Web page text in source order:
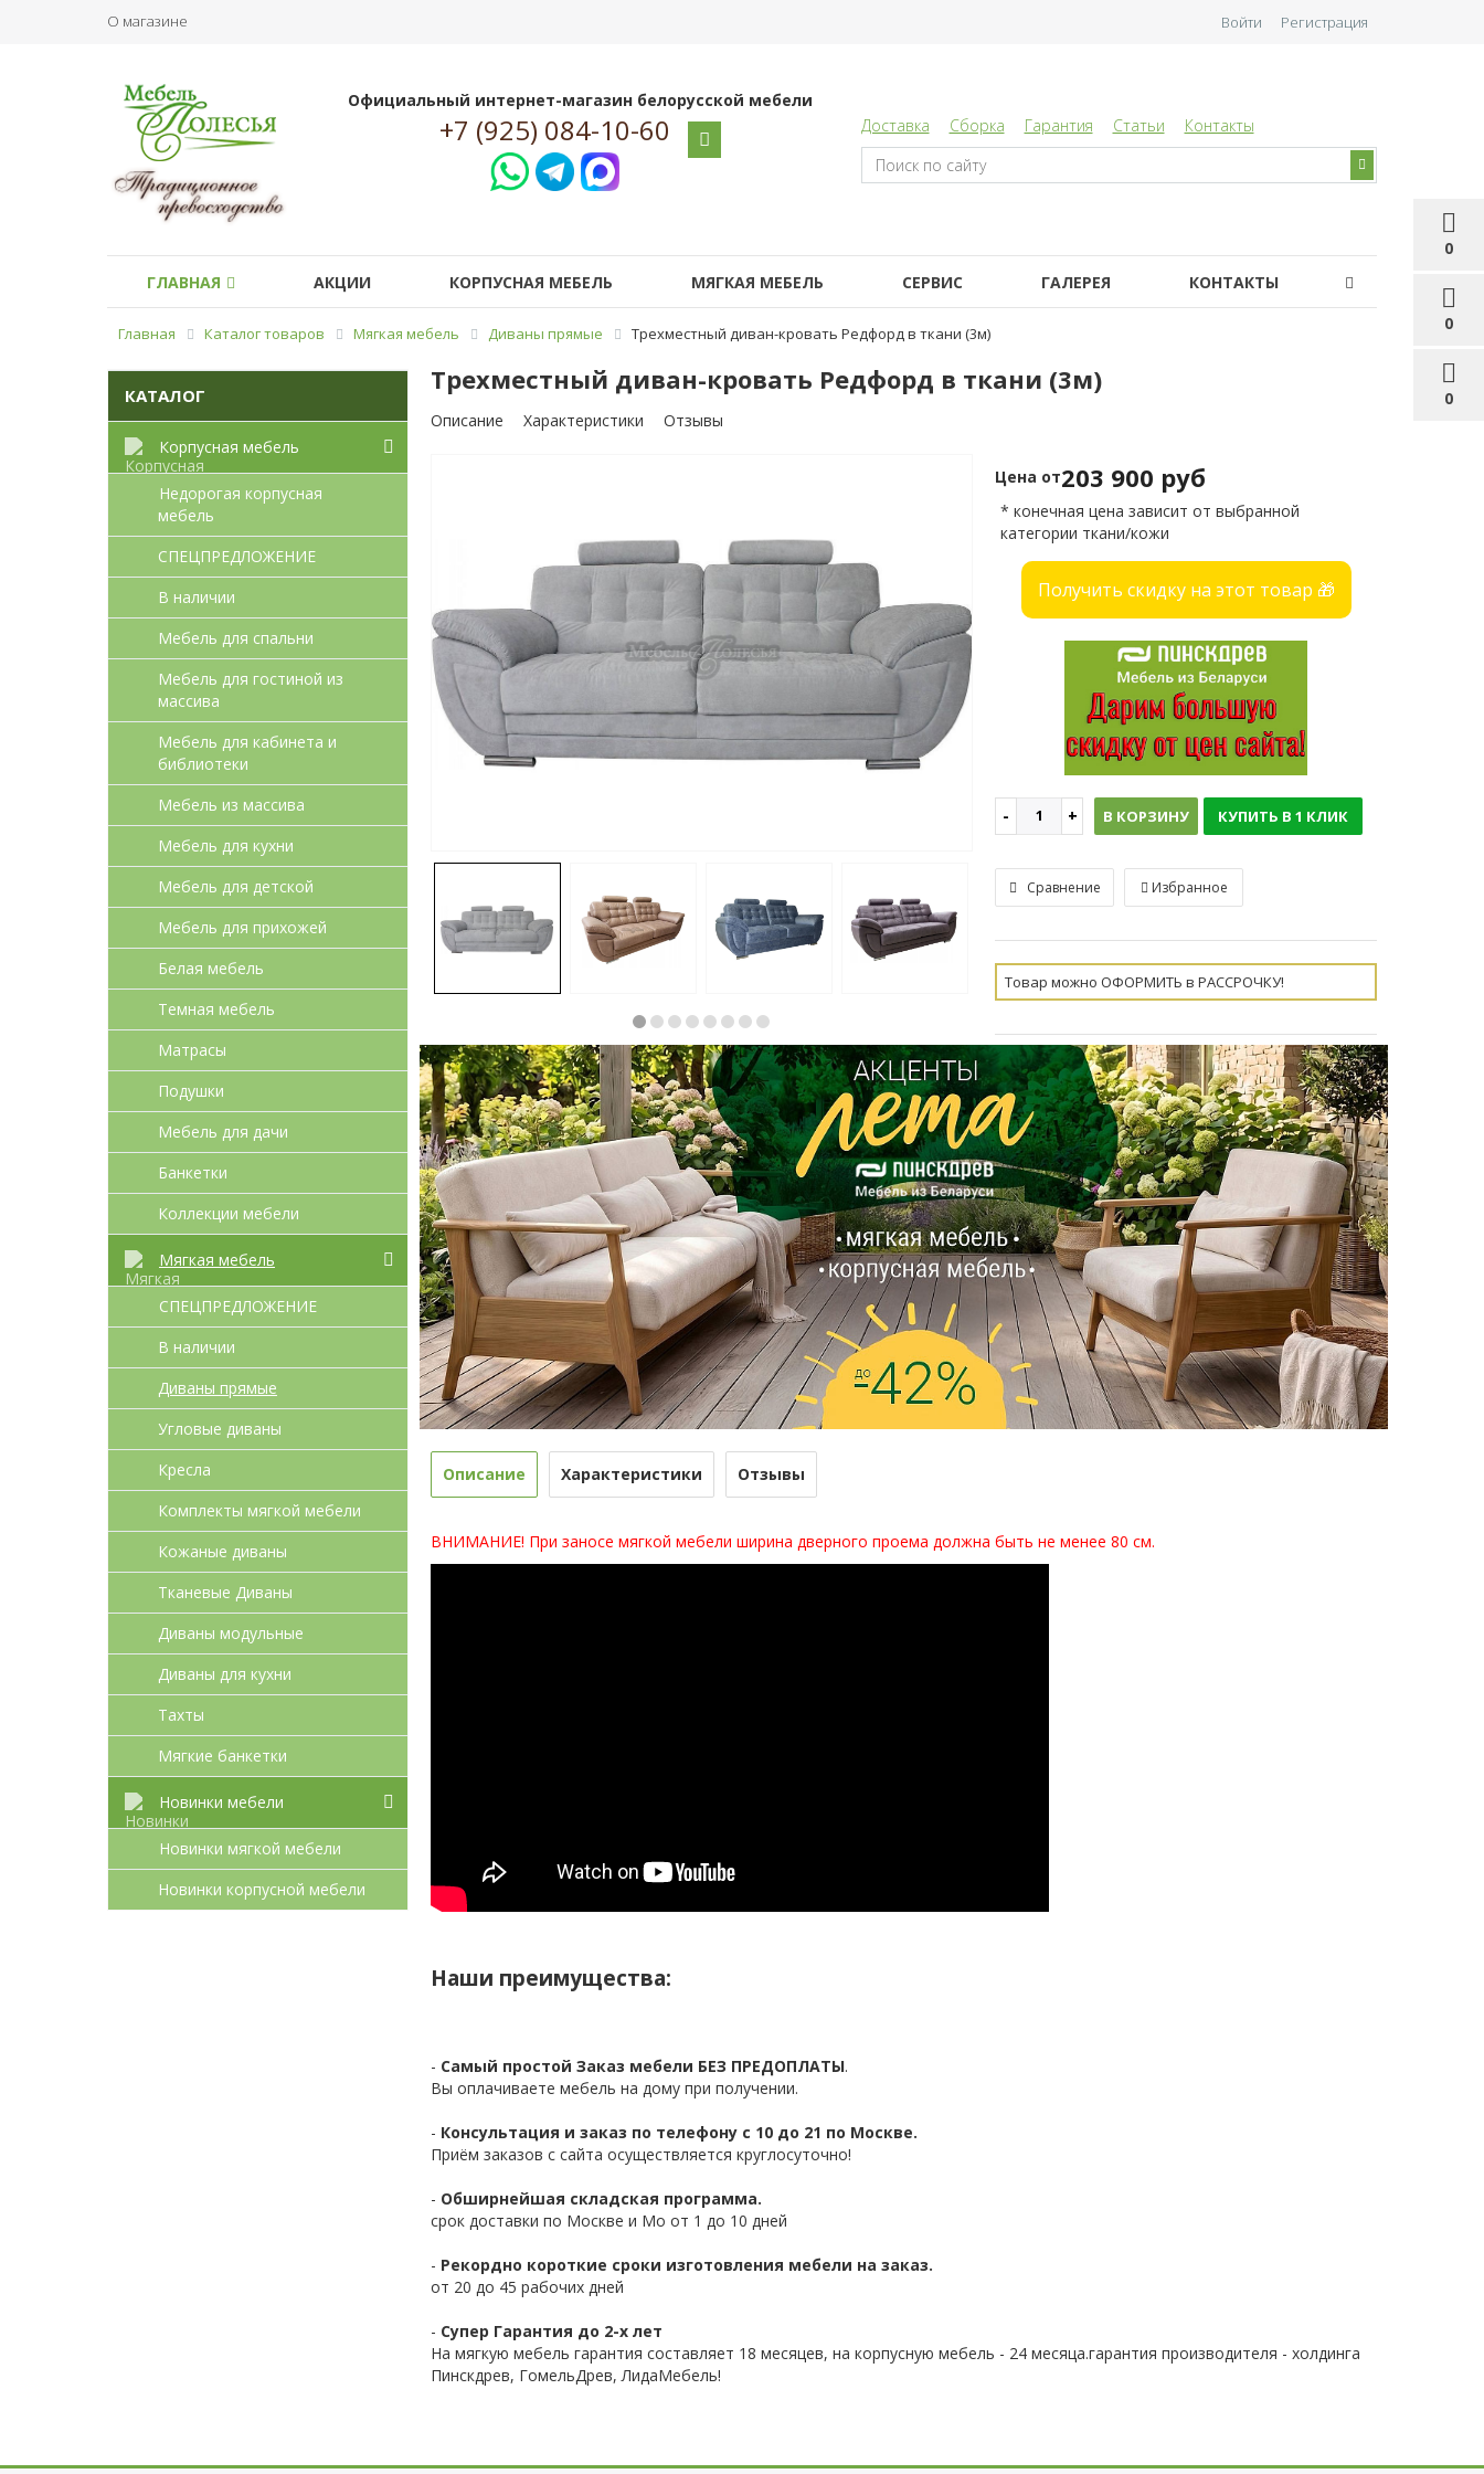
О магазине
0
0
0
Войти Регистрация
Официальный интернет-магазин белорусской мебели
+7 (925) 084-10-60 Доставка Сборка Гарантия Статьи Контакты
ГЛАВНАЯ АКЦИИ КОРПУСНАЯ МЕБЕЛЬ МЯГКАЯ МЕБЕЛЬ СЕРВИС ГАЛЕРЕЯ КОНТАКТЫ
Главная Каталог товаров Мягкая мебель Диваны прямые Трехместный диван-кровать Редфорд в ткани (3м)
КАТАЛОГ
Корпусная мебель
Недорогая корпусная
мебель
СПЕЦПРЕДЛОЖЕНИЕ
В наличии
Мебель для спальни
Мебель для гостиной из
массива
Мебель для кабинета и
библиотеки
Мебель из массива
Мебель для кухни
Мебель для детcкой
Мебель для прихожей
Белая мебель
Темная мебель
Матрасы
Подушки
Мебель для дачи
Банкетки
Коллекции мебели
Мягкая мебель
СПЕЦПРЕДЛОЖЕНИЕ
В наличии
Диваны прямые
Угловые диваны
Кресла
Комплекты мягкой мебели
Кожаные диваны
Тканевые Диваны
Диваны модульные
Диваны для кухни
Тахты
Мягкие банкетки
Новинки мебели
Новинки мягкой мебели
Новинки корпусной мебели
Трехместный диван-кровать Редфорд в ткани (3м)
Описание Характеристики Отзывы
Цена от203 900 руб
* конечная цена зависит от выбранной
категории ткани/кожи
Получить скидку на этот товар 🎁
В КОРЗИНУ КУПИТЬ В 1 КЛИК
Сравнение Избранное
Товар можно ОФОРМИТЬ в РАССРОЧКУ!
Описание Характеристики Отзывы
ВНИМАНИЕ! При заносе мягкой мебели ширина дверного проема должна быть не менее 80 см.
Наши преимущества:
- Самый простой Заказ мебели БЕЗ ПРЕДОПЛАТЫ.
Вы оплачиваете мебель на дому при получении.
- Консультация и заказ по телефону с 10 до 21 по Москве.
Приём заказов с сайта осуществляется круглосуточно!
- Обширнейшая складская программа.
срок доставки по Москве и Мо от 1 до 10 дней
- Рекордно короткие сроки изготовления мебели на заказ.
от 20 до 45 рабочих дней
- Супер Гарантия до 2-х лет
На мягкую мебель гарантия составляет 18 месяцев, на корпусную мебель - 24 месяца.гарантия производителя - холдинга
Пинскдрев, ГомельДрев, ЛидаМебель!